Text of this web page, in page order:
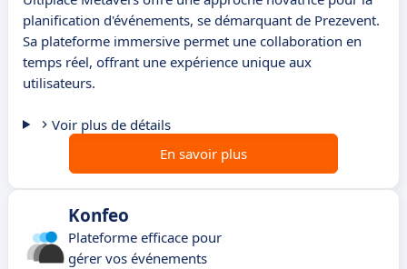
planification d'événements, se démarquant de Prezevent.
Sa plateforme immersive permet une collaboration en
temps réel, offrant une expérience unique aux
utilisateurs.
Voir plus de détails
En savoir plus
Konfeo
Plateforme efficace pour
gérer vos événements